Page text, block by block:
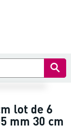
lot de 6
mm 30 cm